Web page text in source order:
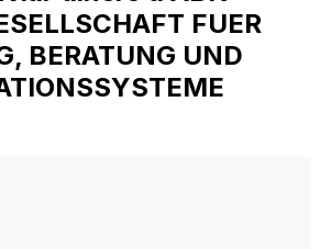
FUER
BERATUNG UND